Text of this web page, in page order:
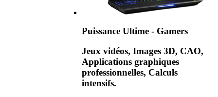
Puissance Ultime - Gamers
Jeux vidéos, Images 3D, CAO,
Applications graphiques
professionnelles, Calculs
intensifs.